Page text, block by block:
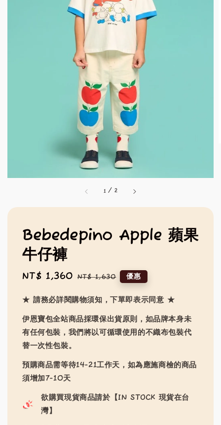
1 / 2
Bebedepino Apple 蘋果
牛仔褲
Sale
NT$ 1,360 Regular
NT$ 1,630 優惠
★ 請務必詳閱購物須知，下單即表示同意 ★
伊恩寶包全站商品採環保出貨原則，如品牌本身未
有任何包裝，我們將以可循環使用的不織布包裝代
替一次性包裝。
預購商品需等待14-21工作天，如為應施商檢的商品
須增加7-10天
欲購買現貨商品請於【IN STOCK 現貨在台
灣】